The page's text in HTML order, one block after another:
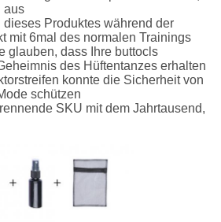
aus
Produktes während der
mit 6mal des normalen Trainings
glauben, dass Ihre buttocls
des Hüftentanzes erhalten
konnte die Sicherheit von
schützen
SKU mit dem Jahrtausend,